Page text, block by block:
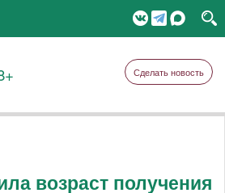
Сделать новость
возраст получения